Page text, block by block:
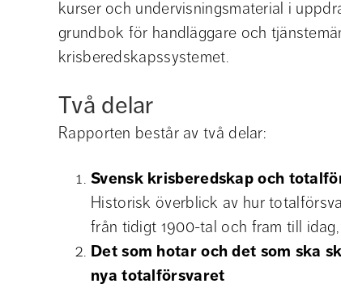
kurser och undervisningsmaterial i
grundbok för handläggare och
krisberedskapssystemet.
Två delar
Rapporten består av två delar:
Svensk krisberedskap och
Historisk överblick av hur
från tidigt 1900-tal och fram till idag,
Det som hotar och det som ska
nya totalförsvaret